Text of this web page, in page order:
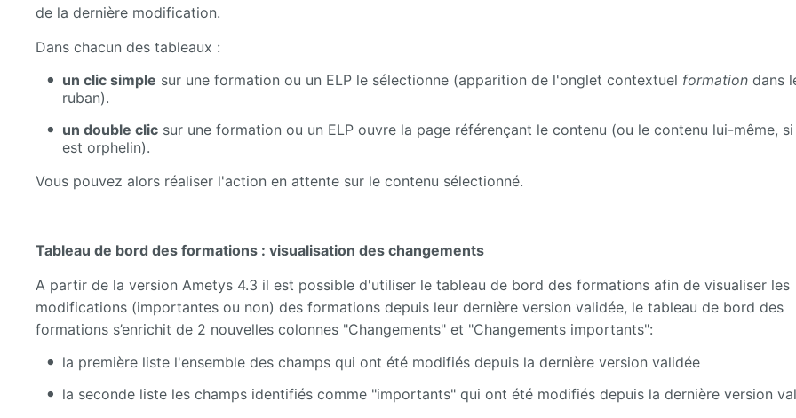
de la dernière modification.
Dans chacun des tableaux :
un clic simple sur une formation ou un ELP le sélectionne (apparition de l'onglet contextuel formation dans
ruban).
un double clic sur une formation ou un ELP ouvre la page référençant le contenu (ou le contenu lui-même,
est orphelin).
Vous pouvez alors réaliser l'action en attente sur le contenu sélectionné.
Tableau de bord des formations : visualisation des changements
A partir de la version Ametys 4.3 il est possible d'utiliser le tableau de bord des formations afin de visualiser les
modifications (importantes ou non) des formations depuis leur dernière version validée, le tableau de bord des
formations s’enrichit de 2 nouvelles colonnes "Changements" et "Changements importants":
la première liste l'ensemble des champs qui ont été modifiés depuis la dernière version validée
la seconde liste les champs identifiés comme "importants" qui ont été modifiés depuis la dernière version